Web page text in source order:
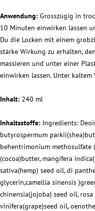
Anwendung: Grosszügig in
10 Minuten einwirken lassen
Du die Locken mit einem
stärke Wirkung zu erhalten,
massieren und unter einer
einwirken lassen. Unter kaltem
Inhalt: 240 ml
Inhaltsstoffe: Ingredients:
butyrospermum
behentrimonium methosulfate
(cocoa)butter, mangifera
sativa(hemp) seed oil, di
glycerin,camellia sinensis
chinensia(jojoba) seed oil,
vinifera(grape)seed oil,